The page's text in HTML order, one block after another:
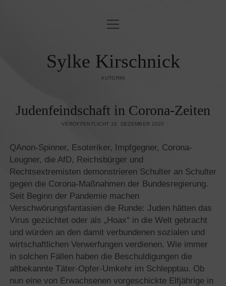
BLINDLINGS
ZEITGESCHEHEN
KONTAKT/IMPRESSUM
DATENSCHUTZ­
Menü
öffnen
Sylke Kirschnick
AUTORIN
Judenfeindschaft in Corona-Zeiten
VERÖFFENTLICHT 16. DEZEMBER 2020
QAnon-Spinner, Esoteriker, Impfgegner, Corona-
Leugner, die AfD, Reichsbürger und
Rechtsextremisten demonstrieren Schulter an Schulter
gegen die Corona-Maßnahmen der Bundesregierung.
Seit Beginn der Pandemie machen
Verschwörungsfantasien die Runde: Juden hätten das
Virus gezüchtet oder als „Hoax“ in die Welt gebracht
und würden an den damit verbundenen sozialen und
wirtschaftlichen Verwerfungen verdienen. Wie immer
in solchen Fällen haben die Beschuldigungen die
altbekannte Täter-Opfer-Umkehr im Schlepptau. Ob
nun eine von Erwachsenen vorgeschickte Elfjährige in